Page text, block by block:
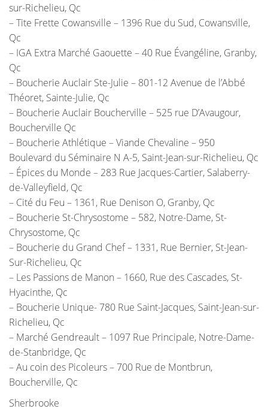
sur-Richelieu, Qc
– Tite Frette Cowansville – 1396 Rue du Sud, Cowansville,
Qc
– IGA Extra Marché Gaouette – 40 Rue Évangéline, Granby,
Qc
– Boucherie Auclair Ste-Julie – 801-12 Avenue de l’Abbé
Théoret, Sainte-Julie, Qc
– Boucherie Auclair Boucherville – 525 rue D’Avaugour,
Boucherville Qc
– Boucherie Athlétique – Viande Chevaline – 950
Boulevard du Séminaire N A-5, Saint-Jean-sur-Richelieu, Qc
– Épices du Monde – 283 Rue Jacques-Cartier, Salaberry-
de-Valleyfield, Qc
– Cité du Feu – 1361, Rue Denison O, Granby, Qc
– Boucherie St-Chrysostome – 582, Notre-Dame, St-
Chrysostome, Qc
– Boucherie du Grand Chef – 1331, Rue Bernier, St-Jean-
Sur-Richelieu, Qc
– Les Passions de Manon – 1660, Rue des Cascades, St-
Hyacinthe, Qc
– Boucherie Unique- 780 Rue Saint-Jacques, Saint-Jean-sur-
Richelieu, Qc
– Marché Gendreault – 1097 Rue Principale, Notre-Dame-
de-Stanbridge, Qc
– Au coin des Picoleurs – 700 Rue de Montbrun,
Boucherville, Qc
Sherbrooke